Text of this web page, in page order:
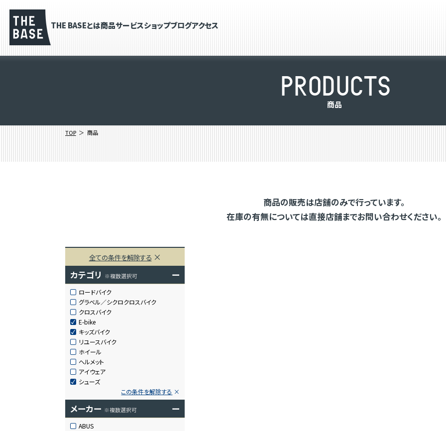
THE BASEとは商品サービスショップブログアクセス
PRODUCTS
商品
TOP 商品
商品の販売は店舗のみで行っています。
在庫の有無については直接店舗までお問い合わせください。
全ての条件を解除する
カテゴリ ※複数選択可 ー
ロードバイク
グラベル／シクロクロスバイク
クロスバイク
E-bike
キッズバイク
リユースバイク
ホイール
ヘルメット
アイウェア
シューズ
この条件を解除する
メーカー ※複数選択可 ー
ABUS